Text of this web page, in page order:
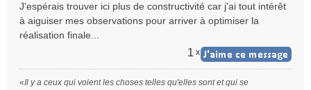
J'espérais trouver ici plus de constructivité car j'ai tout intérêt
à aiguiser mes observations pour arriver à optimiser la
réalisation finale...
1 x
«Il y a ceux qui voient les choses telles qu'elles sont et qui se